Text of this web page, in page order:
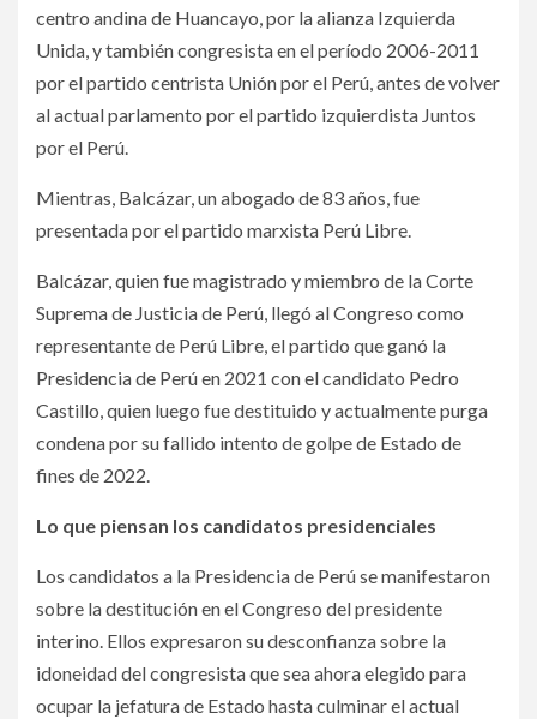
centro andina de Huancayo, por la alianza Izquierda
Unida, y también congresista en el período 2006-2011
por el partido centrista Unión por el Perú, antes de volver
al actual parlamento por el partido izquierdista Juntos
por el Perú.
Mientras, Balcázar, un abogado de 83 años, fue
presentada por el partido marxista Perú Libre.
Balcázar, quien fue magistrado y miembro de la Corte
Suprema de Justicia de Perú, llegó al Congreso como
representante de Perú Libre, el partido que ganó la
Presidencia de Perú en 2021 con el candidato Pedro
Castillo, quien luego fue destituido y actualmente purga
condena por su fallido intento de golpe de Estado de
fines de 2022.
Lo que piensan los candidatos presidenciales
Los candidatos a la Presidencia de Perú se manifestaron
sobre la destitución en el Congreso del presidente
interino. Ellos expresaron su desconfianza sobre la
idoneidad del congresista que sea ahora elegido para
ocupar la jefatura de Estado hasta culminar el actual